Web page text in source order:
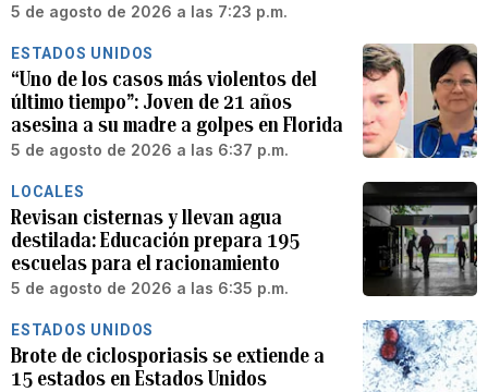
5 de agosto de 2026 a las 7:23 p.m.
ESTADOS UNIDOS
“Uno de los casos más violentos del
último tiempo”: Joven de 21 años
asesina a su madre a golpes en Florida
5 de agosto de 2026 a las 6:37 p.m.
LOCALES
Revisan cisternas y llevan agua
destilada: Educación prepara 195
escuelas para el racionamiento
5 de agosto de 2026 a las 6:35 p.m.
ESTADOS UNIDOS
Brote de ciclosporiasis se extiende a
15 estados en Estados Unidos